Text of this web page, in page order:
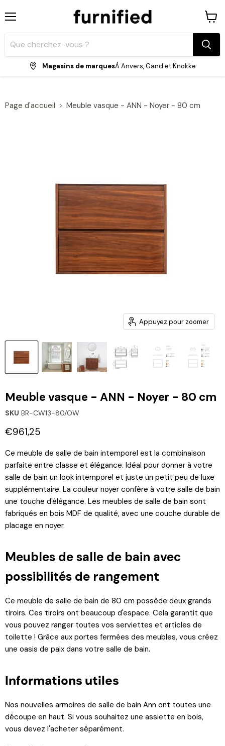
Magasins de marquesÀ Anvers, Gand et Knokke
le
panier
Page d'accueil Meuble vasque - ANN - Noyer - 80 cm
Appuyez pour zoomer
Meuble vasque - ANN - Noyer - 80 cm
SKU BR-CW13-80/OW
Prix actuel
€961,25
Ce meuble de salle de bain intemporel est la combinaison
parfaite entre classe et élégance. Idéal pour donner à votre
salle de bain un look intemporel et juste un petit peu de luxe
supplémentaire. La couleur noyer confère à votre salle de bain
une touche d'élégance. Les meubles de salle de bain sont
fabriqués en bois MDF de qualité, avec une couche durable de
placage en noyer.
Meubles de salle de bain avec
possibilités de rangement
Ce meuble de salle de bain de 80 cm possède deux grands
tiroirs. Ces tiroirs ont beaucoup d'espace. Cela garantit que
vous pouvez ranger toutes vos serviettes et articles de
toilette ! Grâce aux portes fermées des meubles, vous créez
une oasis de paix dans votre salle de bain.
Informations utiles
Nos nouvelles armoires de salle de bain Ann ont toutes une
découpe en haut. Si vous souhaitez une assiette en bois,
vous devez l'acheter séparément.